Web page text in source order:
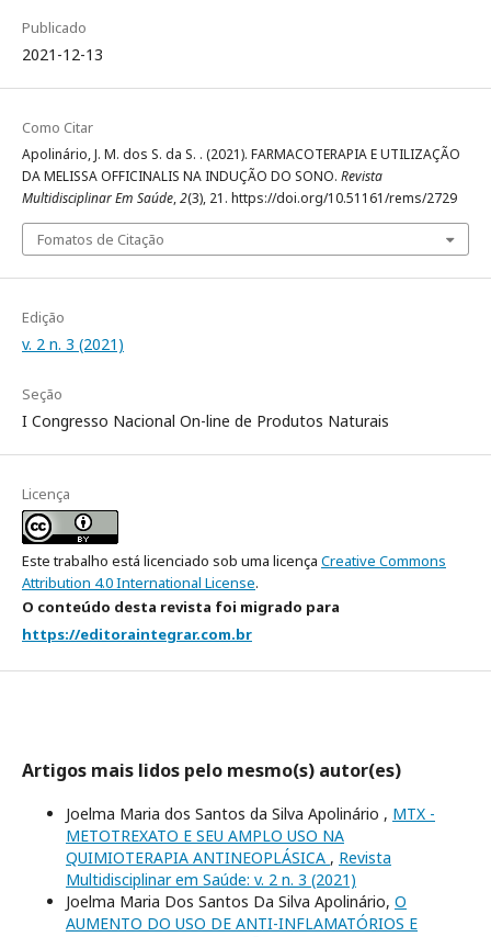
Publicado
2021-12-13
Como Citar
Apolinário, J. M. dos S. da S. . (2021). FARMACOTERAPIA E UTILIZAÇÃO
DA MELISSA OFFICINALIS NA INDUÇÃO DO SONO. Revista
Multidisciplinar Em Saúde,2(3), 21. https://doi.org/10.51161/rems/2729
Fomatos de Citação
Edição
v. 2 n. 3 (2021)
Seção
I Congresso Nacional On-line de Produtos Naturais
Licença
Este trabalho está licenciado sob uma licença Creative Commons
Attribution 4.0 International License.
O conteúdo desta revista foi migrado para
https://editoraintegrar.com.br
Artigos mais lidos pelo mesmo(s) autor(es)
Joelma Maria dos Santos da Silva Apolinário , MTX -
METOTREXATO E SEU AMPLO USO NA
QUIMIOTERAPIA ANTINEOPLÁSICA , Revista
Multidisciplinar em Saúde: v. 2 n. 3 (2021)
Joelma Maria Dos Santos Da Silva Apolinário, O
AUMENTO DO USO DE ANTI-INFLAMATÓRIOS E